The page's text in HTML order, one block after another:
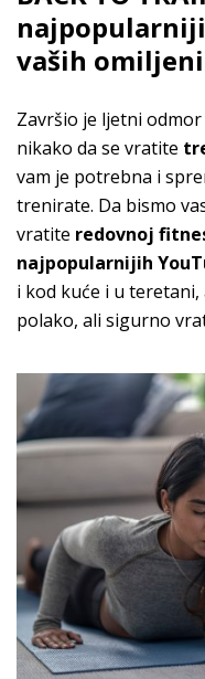
vaših
Završio je ljetni
nikako da se vratite
vam je potrebna i
trenirate. Da bismo
vratite redovnoj
najpopularnijih
i kod kuće i u teretani,
polako, ali sigurno